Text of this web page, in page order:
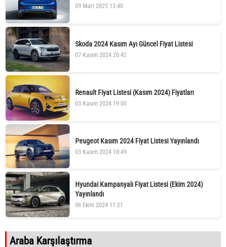
09 Mart 2025 13:40
Skoda 2024 Kasım Ayı Güncel Fiyat Listesi
07 Kasım 2024 20:42
Renault Fiyat Listesi (Kasım 2024) Fiyatları
03 Kasım 2024 19:00
Peugeot Kasım 2024 Fiyat Listesi Yayınlandı
03 Kasım 2024 18:49
Hyundai Kampanyalı Fiyat Listesi (Ekim 2024)
Yayınlandı
06 Ekim 2024 11:21
Araba Karşılaştırma